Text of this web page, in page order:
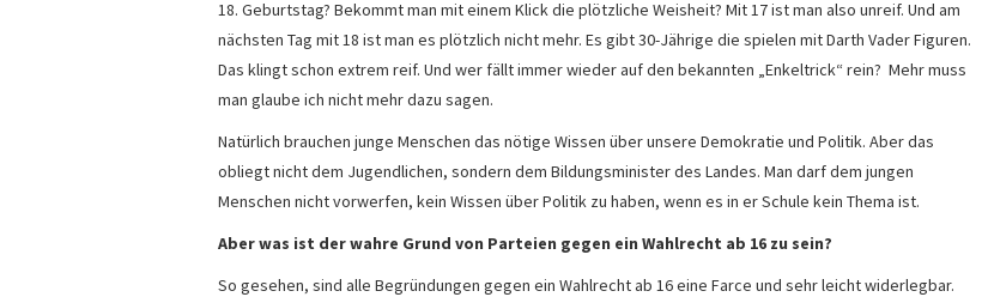
18. Geburtstag? Bekommt man mit einem Klick die plötzliche Weisheit? Mit 17 ist man also unreif. Und am
nächsten Tag mit 18 ist man es plötzlich nicht mehr. Es gibt 30-Jährige die spielen mit Darth Vader Figuren.
Das klingt schon extrem reif. Und wer fällt immer wieder auf den bekannten „Enkeltrick“ rein? Mehr muss
man glaube ich nicht mehr dazu sagen.
Natürlich brauchen junge Menschen das nötige Wissen über unsere Demokratie und Politik. Aber das
obliegt nicht dem Jugendlichen, sondern dem Bildungsminister des Landes. Man darf dem jungen
Menschen nicht vorwerfen, kein Wissen über Politik zu haben, wenn es in er Schule kein Thema ist.
Aber was ist der wahre Grund von Parteien gegen ein Wahlrecht ab 16 zu sein?
So gesehen, sind alle Begründungen gegen ein Wahlrecht ab 16 eine Farce und sehr leicht widerlegbar.